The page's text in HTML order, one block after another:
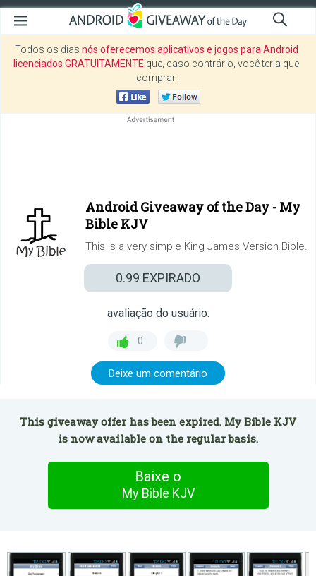
Todos os dias nós oferecemos aplicativos e jogos para Android
licenciados GRATUITAMENTE que, caso contrário, você teria que
comprar.
Android Giveaway of the Day - My
Bible KJV
This is a very simple King James Version Bible.
0.99 EXPIRADO
avaliação do usuário:
0
Deixe um comentário
This giveaway offer has been expired. My Bible KJV
is now available on the regular basis.
Baixe o
My Bible KJV